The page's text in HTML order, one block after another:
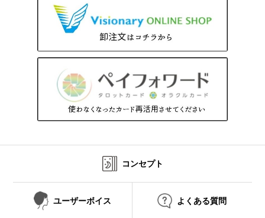
コンセプト
ユーザーボイス よくある質問